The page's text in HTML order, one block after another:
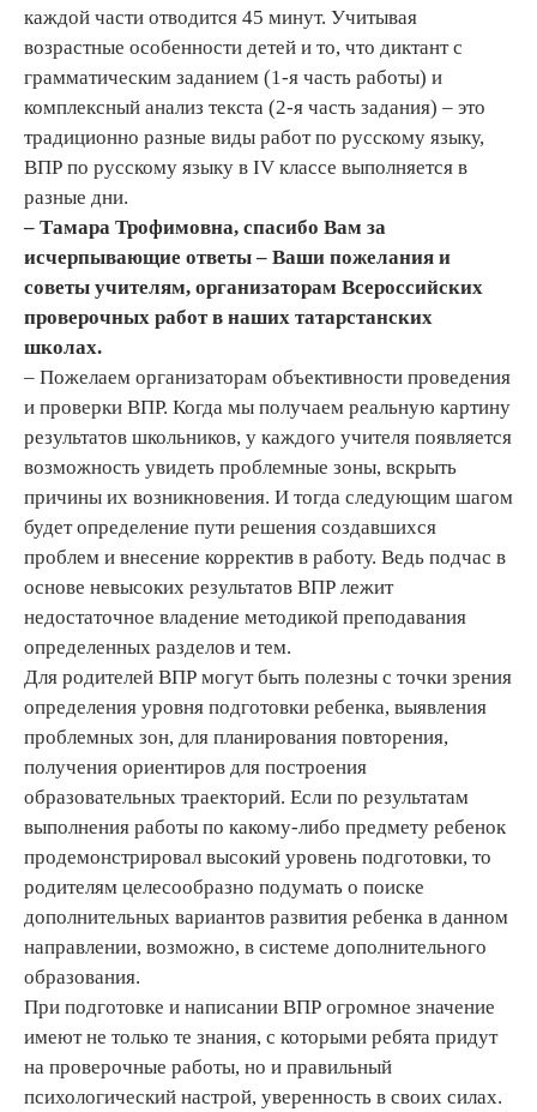
каждой части отводится 45 минут. Учитывая
возрастные особенности детей и то, что диктант с
грамматическим заданием (1-я часть работы) и
комплексный анализ текста (2-я часть задания) – это
традиционно разные виды работ по русскому языку,
ВПР по русскому языку в IV классе выполняется в
разные дни.
– Тамара Трофимовна, спасибо Вам за
исчерпывающие ответы – Ваши пожелания и
советы учителям, организаторам Всероссийских
проверочных работ в наших татарстанских
школах.
– Пожелаем организаторам объективности проведения
и проверки ВПР. Когда мы получаем реальную картину
результатов школьников, у каждого учителя появляется
возможность увидеть проблемные зоны, вскрыть
причины их возникновения. И тогда следующим шагом
будет определение пути решения создавшихся
проблем и внесение корректив в работу. Ведь подчас в
основе невысоких результатов ВПР лежит
недостаточное владение методикой преподавания
определенных разделов и тем.
Для родителей ВПР могут быть полезны с точки зрения
определения уровня подготовки ребенка, выявления
проблемных зон, для планирования повторения,
получения ориентиров для построения
образовательных траекторий. Если по результатам
выполнения работы по какому-либо предмету ребенок
продемонстрировал высокий уровень подготовки, то
родителям целесообразно подумать о поиске
дополнительных вариантов развития ребенка в данном
направлении, возможно, в системе дополнительного
образования.
При подготовке и написании ВПР огромное значение
имеют не только те знания, с которыми ребята придут
на проверочные работы, но и правильный
психологический настрой, уверенность в своих силах.